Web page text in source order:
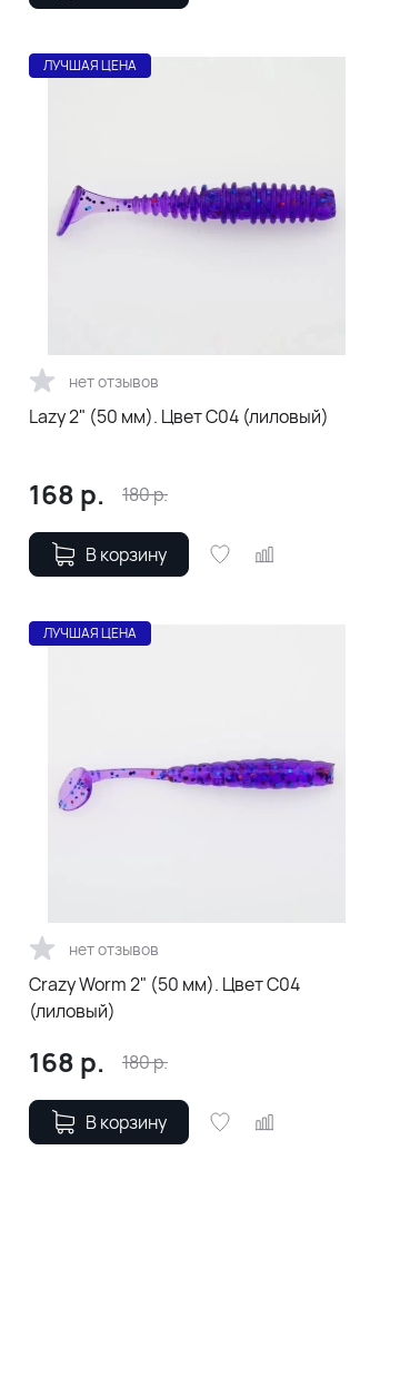
ЛУЧШАЯ ЦЕНА
нет отзывов
Lazy 2" (50 мм). Цвет С04 (лиловый)
168 р. 180р.
В корзину
ЛУЧШАЯ ЦЕНА
нет отзывов
Crazy Worm 2" (50 мм). Цвет С04
(лиловый)
168 р. 180р.
В корзину